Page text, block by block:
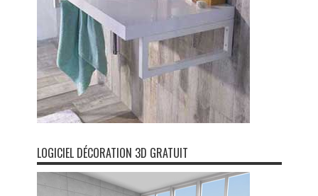
LOGICIEL DÉCORATION 3D GRATUIT